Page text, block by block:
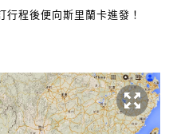
程後便向斯里蘭卡進發！